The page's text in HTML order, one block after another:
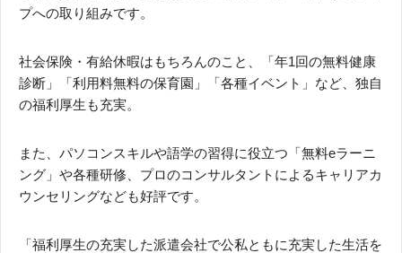
プへの取り組みです。
社会保険・有給休暇はもちろんのこと、「年1回の無料健康
診断」「利用料無料の保育園」「各種イベント」など、独自
の福利厚生も充実。
また、パソコンスキルや語学の習得に役立つ「無料eラーニ
ング」や各種研修、プロのコンサルタントによるキャリアカ
ウンセリングなども好評です。
「福利厚生の充実した派遣会社で公私ともに充実した生活を